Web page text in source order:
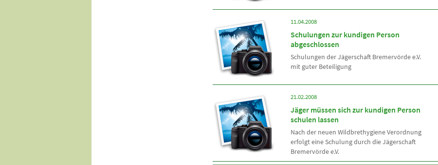
11.04.2008
Schulungen zur kundigen Person
abgeschlossen
Schulungen der Jägerschaft Bremervörde e.V.
mit guter Beteiligung
21.02.2008
Jäger müssen sich zur kundigen Person
schulen lassen
Nach der neuen Wildbrethygiene Verordnung
erfolgt eine Schulung durch die Jägerschaft
Bremervörde e.V.